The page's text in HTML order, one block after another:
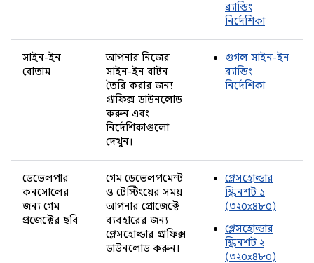
ব্র্যান্ডিং
নির্দেশিকা
সাইন-ইন
বোতাম
আপনার নিজের
সাইন-ইন বাটন
তৈরি করার জন্য
গ্রাফিক্স ডাউনলোড
করুন এবং
নির্দেশিকাগুলো
দেখুন।
গুগল সাইন-ইন
ব্র্যান্ডিং
নির্দেশিকা
ডেভেলপার
কনসোলের
জন্য গেম
প্রজেক্টের ছবি
গেম ডেভেলপমেন্ট
ও টেস্টিংয়ের সময়
আপনার প্রোজেক্টে
ব্যবহারের জন্য
প্লেসহোল্ডার গ্রাফিক্স
ডাউনলোড করুন।
প্লেসহোল্ডার
স্ক্রিনশট ১
(৩২০x৪৮০)
প্লেসহোল্ডার
স্ক্রিনশট ২
(৩২০x৪৮০)